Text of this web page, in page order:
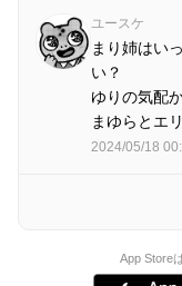
ユースケ
まり姉はい
い？
ゆりの気配
まゆらとエ
2024/05/18
App Store